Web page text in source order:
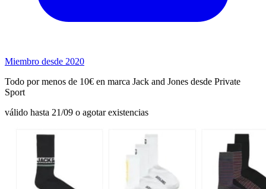
Miembro desde 2020
Todo por menos de 10€ en marca Jack and Jones desde Private
Sport
válido hasta 21/09 o agotar existencias